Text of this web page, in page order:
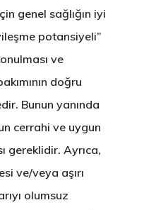
genel sağlığın iyi
potansiyeli”
ve
doğru
Bunun yanında
cerrahi ve uygun
gereklidir. Ayrıca,
ve/veya aşırı
olumsuz